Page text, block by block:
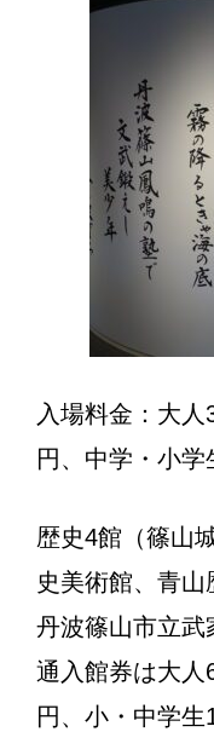
入場料金：大
円、中学・小学
歴史4館（篠山
史美術館、青山
丹波篠山市立武
通入館券は大人
円、小・中学生